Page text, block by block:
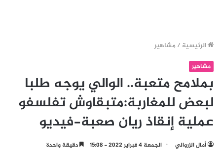
الرئيسية / مشاهير
مشاهير
بملامح متعبة.. الوالي يوجه طلبا
لبعض للمغاربة:متبقاوش تفلسفو
عملية إنقاذ ريان صعبة-فيديو
أمال الزروالي الجمعة 4 فبراير 2022 - 15:08 دقيقة واحدة